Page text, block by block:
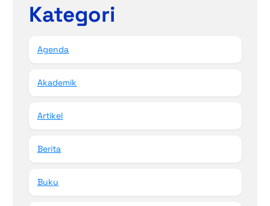
Kategori
Agenda
Akademik
Artikel
Berita
Buku